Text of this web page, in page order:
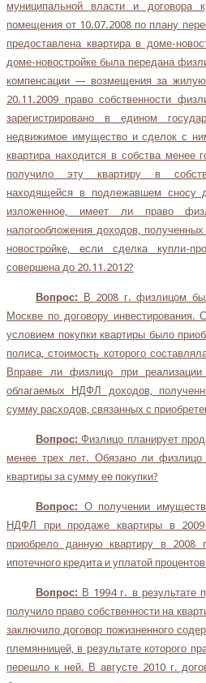
муниципальной власти и договора
помещения от 10.07.2008 по плану
предоставлена квартира в доме-
доме-новостройке была передана
компенсации — возмещения за
20.11.2009 право собственности
зарегистрировано в едином
недвижимое имущество и сделок с
квартира находится в собства менее
получило эту квартиру в
находящейся в подлежавшем сносу
изложенное, имеет ли право
налогообложения доходов,
новостройке, если сделка купли-
совершена до 20.11.2012?
Вопрос: В 2008 г. физлицом
Москве по договору инвестирования.
условием покупки квартиры было
полиса, стоимость которого
Вправе ли физлицо при
облагаемых НДФЛ доходов,
сумму расходов, связанных с
Вопрос: Физлицо планирует
менее трех лет. Обязано ли
квартиры за сумму ее покупки?
Вопрос: О получении
НДФЛ при продаже квартиры в
приобрело данную квартиру в 2008
ипотечного кредита и уплатой
Вопрос: В 1994 г. в результате
получило право собственности на
заключило договор пожизненного
племянницей, в результате которого
перешло к ней. В августе 2010 г.